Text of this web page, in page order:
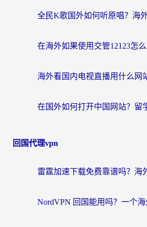
回国代理vpn